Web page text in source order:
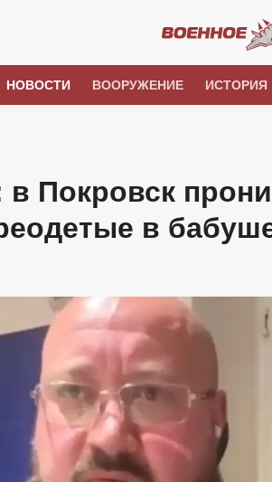
НОВОСТИ ВООРУЖЕНИЕ ИСТОРИЯ
Покровск
в